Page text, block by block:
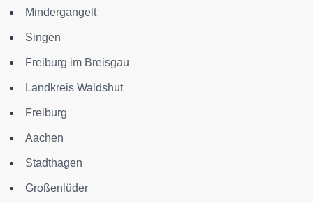
Mindergangelt
Singen
Freiburg im Breisgau
Landkreis Waldshut
Freiburg
Aachen
Stadthagen
Großenlüder